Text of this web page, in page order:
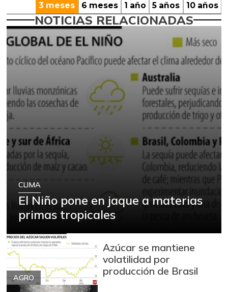
3 meses 6 meses 1 año 5 años 10 años
NOTICIAS RELACIONADAS
CLIMA
El Niño pone en jaque a materias
primas tropicales
AGRO
Azúcar se mantiene
volatilidad por
producción de Brasil